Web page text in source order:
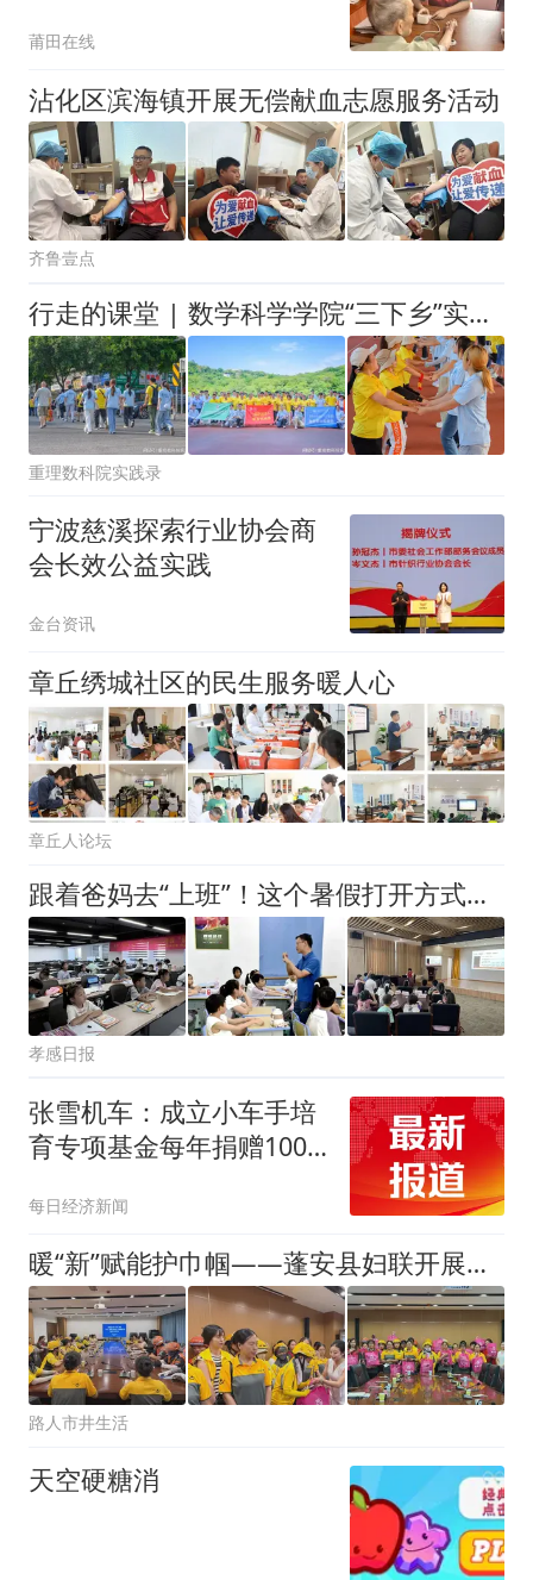
莆田在线
沾化区滨海镇开展无偿献血志愿服务活动
齐鲁壹点
行走的课堂 | 数学科学学院“三下乡”实践团：助盲逐光奔跑，在律动中重拾青春暖意
重理数科院实践录
宁波慈溪探索行业协会商
会长效公益实践
金台资讯
章丘绣城社区的民生服务暖人心
章丘人论坛
跟着爸妈去“上班”！这个暑假打开方式有点暖
孝感日报
张雪机车：成立小车手培
育专项基金每年捐赠100
每日经济新闻
暖“新”赋能护巾帼——蓬安县妇联开展新业态女性从业人员关爱行动
路人市井生活
天空硬糖消